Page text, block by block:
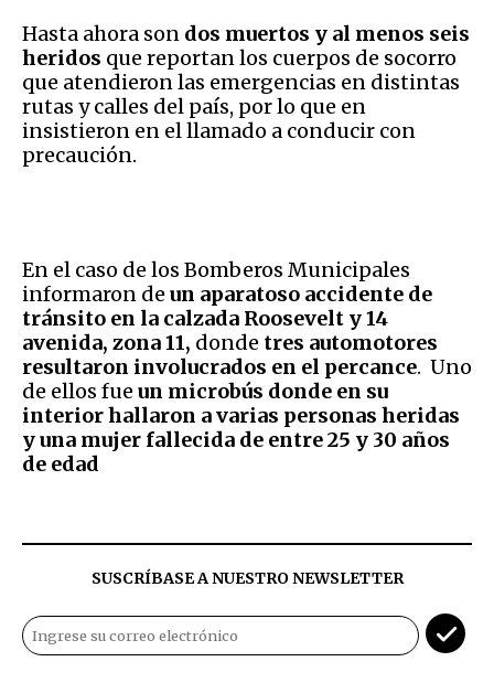
Hasta ahora son dos muertos y al menos seis
heridos que reportan los cuerpos de socorro
que atendieron las emergencias en distintas
rutas y calles del país, por lo que en
insistieron en el llamado a conducir con
precaución.
En el caso de los Bomberos Municipales
informaron de un aparatoso accidente de
tránsito en la calzada Roosevelt y 14
avenida, zona 11, donde tres automotores
resultaron involucrados en el percance. Uno
de ellos fue un microbús donde en su
interior hallaron a varias personas heridas
y una mujer fallecida de entre 25 y 30 años
de edad
SUSCRÍBASE A NUESTRO NEWSLETTER